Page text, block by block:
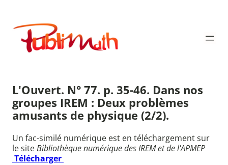
contenu
Publimath
L'Ouvert. N° 77. p. 35-46. Dans nos
groupes IREM : Deux problèmes
amusants de physique (2/2).
Un fac-similé numérique est en téléchargement sur
le siteBibliothèque numérique des IREM et de l'APMEP
Télécharger